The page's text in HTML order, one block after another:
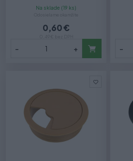
Na sklade (19 ks)
0,60 €
- + -